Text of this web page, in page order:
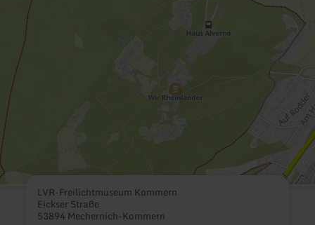
LVR-Freilichtmuseum Kommern
Eickser Straße
53894 Mechernich-Kommern